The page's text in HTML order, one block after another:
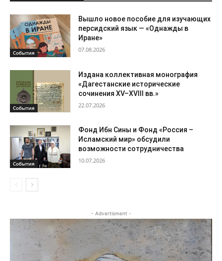
События
Вышло новое пособие для изучающих
персидский язык — «Однажды в
Иране»
07.08.2026
События
Издана коллективная монография
«Дагестанские исторические
сочинения XV–XVIII вв.»
22.07.2026
События
Фонд Ибн Сины и Фонд «Россия –
Исламский мир» обсудили
возможности сотрудничества
10.07.2026
- Advertisment -